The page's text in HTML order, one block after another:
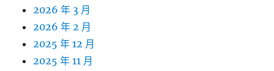
2026 年 3 月
2026 年 2 月
2025 年 12 月
2025 年 11 月